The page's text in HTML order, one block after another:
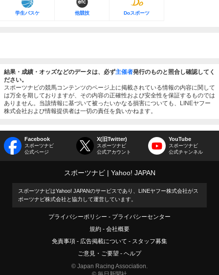
学生バスケ 他競技 Doスポーツ
結果・成績・オッズなどのデータは、必ず主催者発行のものと照合し確認してく
ださい。
スポーツナビの競馬コンテンツのページ上に掲載されている情報の内容に関して
は万全を期しておりますが、その内容の正確性および安全性を保証するものでは
ありません。当該情報に基づいて被ったいかなる損害についても、LINEヤフー
株式会社および情報提供者は一切の責任を負いかねます。
Facebook
スポーツナビ
公式ページ
X(旧Twitter)
スポーツナビ
公式アカウント
YouTube
スポーツナビ
公式チャンネル
スポーツナビ Yahoo! JAPAN
スポーツナビはYahoo! JAPANのサービスであり、LINEヤフー株式会社がス
ポーツナビ株式会社と協力して運営しています。
プライバシーポリシー
プライバシーセンター
規約
会社概要
免責事項
広告掲載について
スタッフ募集
ご意見・ご要望
ヘルプ
© Japan Racing Association.